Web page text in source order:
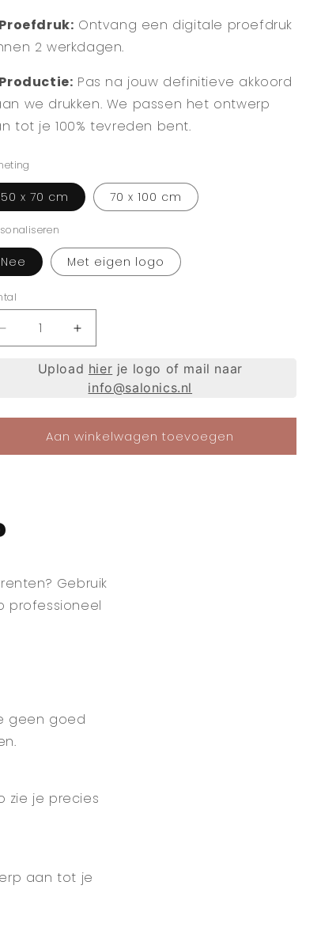
Ontvang een digitale proefdruk
2 werkdagen.
Pas na jouw definitieve akkoord
we drukken. We passen het ontwerp
tot je 100% tevreden bent.
50 x 70 cm 70 x 100 cm
Nee Met eigen logo
Aantal
verlagen
Aantal
verhogen
voor
Poster
Upload hier je logo of mail naar
info@salonics.nl
Aan winkelwagen toevoegen
Gebruik
professioneel
geen goed
zie je precies
aan tot je